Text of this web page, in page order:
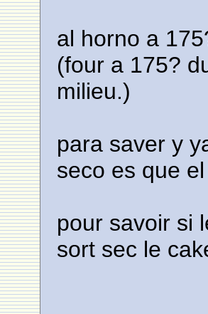
al horno a
(four a 175?
milieu.)
para saver y
seco es que
pour savoir si
sort sec le